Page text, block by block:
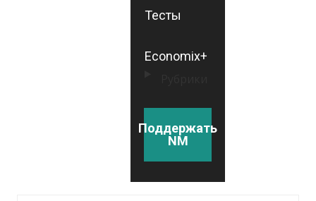
Тесты
Economix+
Поддержать
NM